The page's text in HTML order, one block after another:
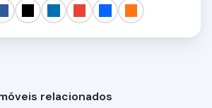
relacionados